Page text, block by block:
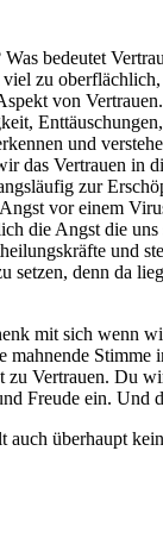
bedeutet
zu
von
und
das Vertrauen in
zur
vor einem
die Angst die
und
setzen, denn da
mit sich wenn
mahnende
zu Vertrauen. Du
Freude ein.
überhaupt